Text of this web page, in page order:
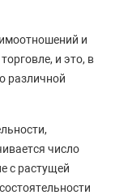
и
и это, в
различной
число
с растущей